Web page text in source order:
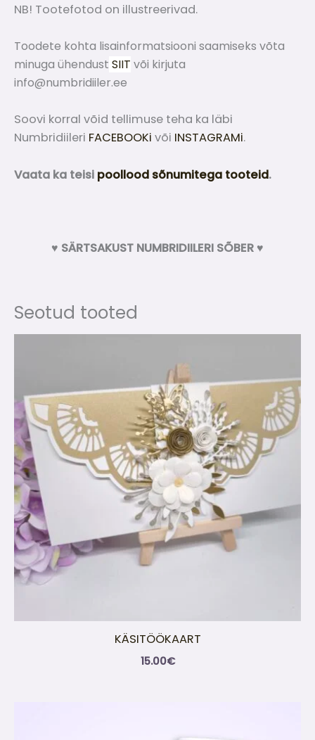
NB! Tootefotod on illustreerivad.
Toodete kohta lisainformatsiooni saamiseks võta
minuga ühendust SIIT või kirjuta
info@numbridiiler.ee
Soovi korral võid tellimuse teha ka läbi
Numbridiileri FACEBOOKi või INSTAGRAMi.
Vaata ka teisi poollood sõnumitega tooteid.
♥ SÄRTSAKUST NUMBRIDIILERI SÕBER ♥
Seotud tooted
KÄSITÖÖKAART
15.00€